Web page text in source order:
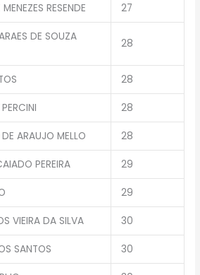
RESENDE 27
DE SOUZA
28
28
28
ARAUJO MELLO 28
PEREIRA 29
29
VIEIRA DA SILVA 30
SANTOS 30